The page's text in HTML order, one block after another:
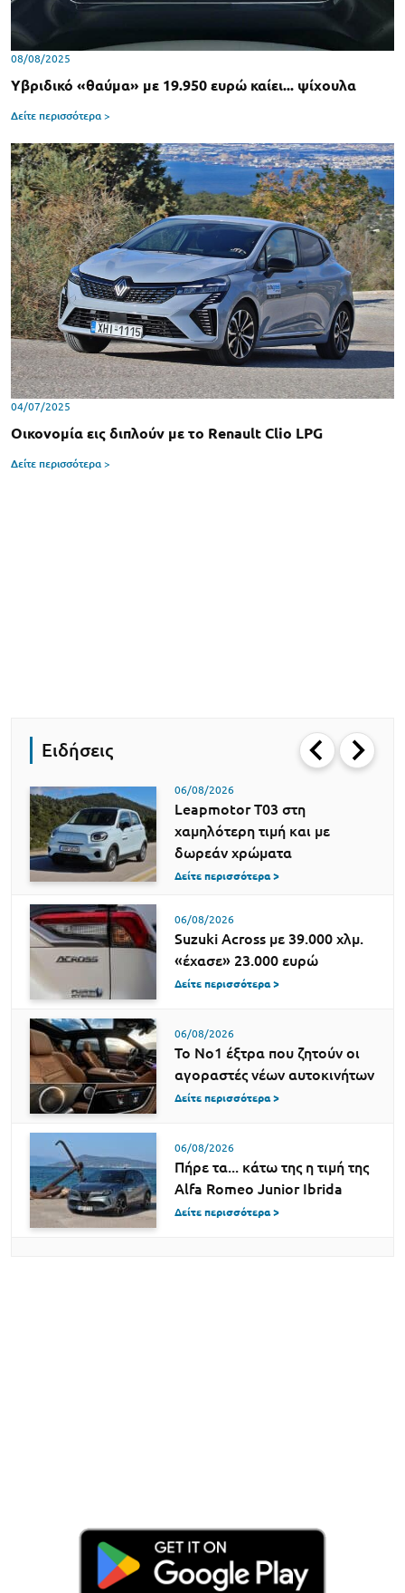
08/08/2025
Υβριδικό «θαύμα» με 19.950 ευρώ καίει... ψίχουλα
Δείτε περισσότερα >
04/07/2025
Οικονομία εις διπλούν με το Renault Clio LPG
Δείτε περισσότερα >
Ειδήσεις
06/08/2026
Leapmotor T03 στη
χαμηλότερη τιμή και με
δωρεάν χρώματα
Δείτε περισσότερα >
06/08/2026
Suzuki Across με 39.000 χλμ.
«έχασε» 23.000 ευρώ
Δείτε περισσότερα >
06/08/2026
Το Νο1 έξτρα που ζητούν οι
αγοραστές νέων αυτοκινήτων
Δείτε περισσότερα >
06/08/2026
Πήρε τα... κάτω της η τιμή της
Alfa Romeo Junior Ibrida
Δείτε περισσότερα >